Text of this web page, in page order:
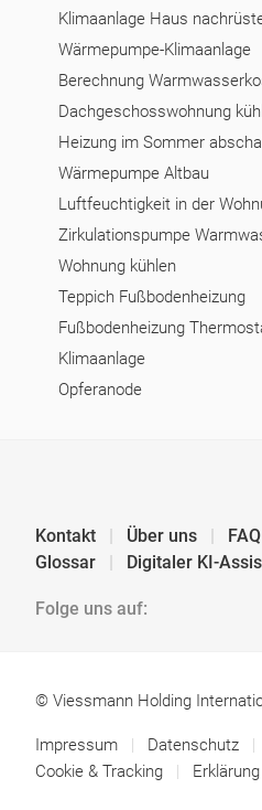
Klimaanlage Haus
Wärmepumpe-Klimaanlage
Berechnung
Dachgeschosswohnung
Heizung im Sommer
Wärmepumpe Altbau
Luftfeuchtigkeit in der
Zirkulationspumpe
Wohnung kühlen
Teppich Fußbodenheizung
Fußbodenheizung
Klimaanlage
Opferanode
Kontakt Über uns FAQ
Glossar
Digitaler KI-
Folge uns auf:
© Viessmann Holding
Impressum Datenschutz
Cookie & Tracking